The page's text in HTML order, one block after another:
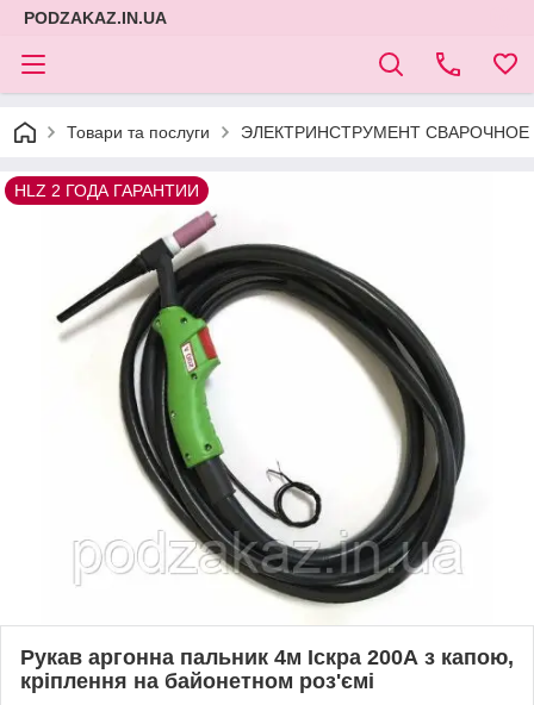
PODZAKAZ.IN.UA
Товари та послуги ЭЛЕКТРИНСТРУМЕНТ
HLZ 2 ГОДА ГАРАНТИИ
Рукав аргонна пальник 4м Іскра 200А з капою,
кріплення на байонетном роз'ємі